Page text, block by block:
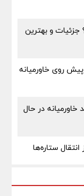
می‌دهد؟ جزئیات و بهترین
می‌شود؟ ۳ سناریوی پیش روی خاورمیانه
خاورمیانه در حال
ستاره‌ها